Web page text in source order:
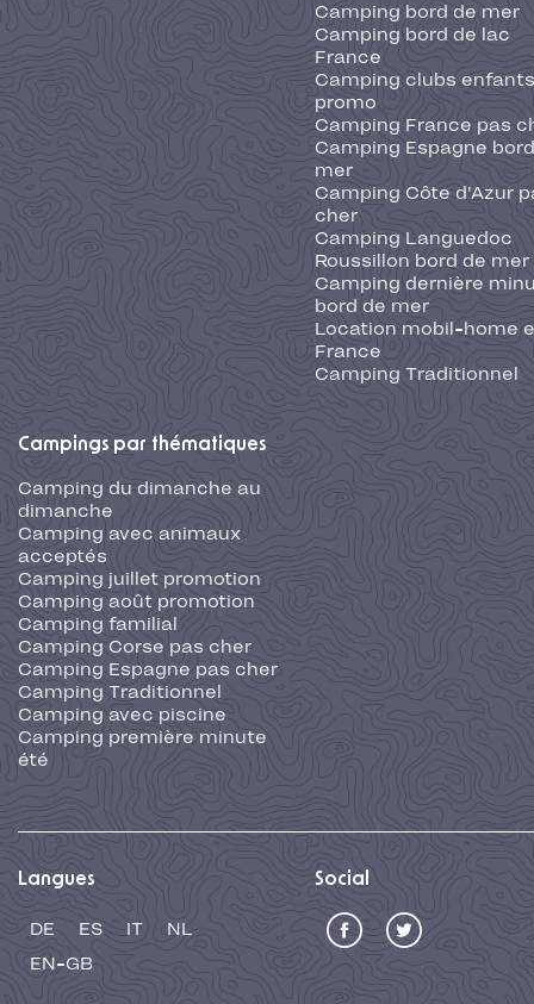
Camping bord de mer
Camping bord de lac
France
Camping clubs
promo
Camping France pas
Camping Espagne
mer
Camping Côte d'Azur
cher
Camping Languedoc
Roussillon bord de mer
Camping dernière
bord de mer
Location mobil-home
France
Camping Traditionnel
Campings par thématiques
Camping du dimanche au
dimanche
Camping avec animaux
acceptés
Camping juillet promotion
Camping août promotion
Camping familial
Camping Corse pas cher
Camping Espagne pas cher
Camping Traditionnel
Camping avec piscine
Camping première minute
été
Langues
DE ES IT
NL
EN-GB
Social